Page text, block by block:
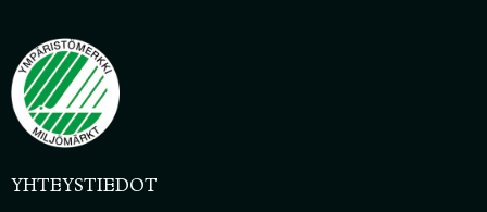
YHTEYSTIEDOT